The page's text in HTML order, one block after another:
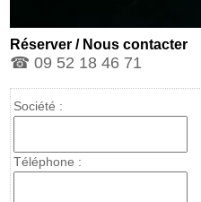
Réserver / Nous contacter
☎ 09 52 18 46 71
Société :
Téléphone :